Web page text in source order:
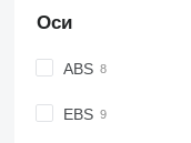
Оси
ABS
EBS